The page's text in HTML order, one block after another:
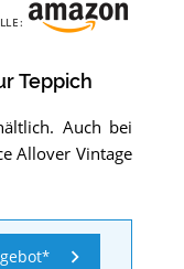
Teppich
Auch bei
Allover Vintage